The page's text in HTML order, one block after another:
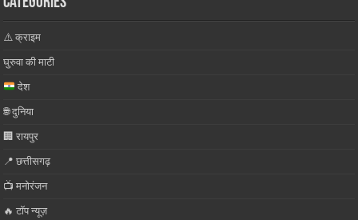
⚠️ क्राइम
घुरुवा की माटी
देश
🌐 दुनिया
🏢 रायपुर
📍 छत्तीसगढ़
📺 मनोरंजन
🔥 टॉप न्यूज़